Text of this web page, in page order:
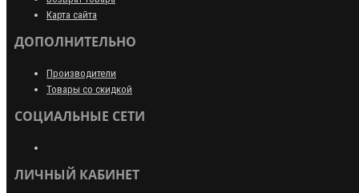
Карта сайта
ДОПОЛНИТЕЛЬНО
Производители
Товары со скидкой
СОЦИАЛЬНЫЕ СЕТИ
ЛИЧНЫЙ КАБИНЕТ